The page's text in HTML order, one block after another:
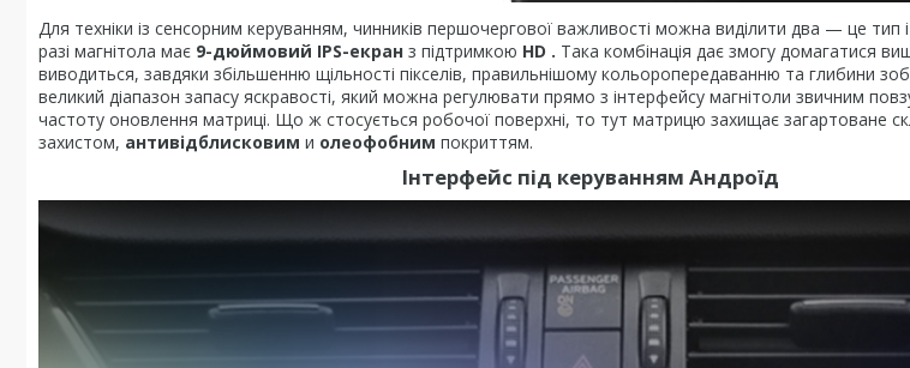
Для техніки із сенсорним керуванням, чинників першочергової важливості можна виділити два — це тип
разі магнітола має 9-дюймовий IPS-екран з підтримкою HD . Така комбінація дає змогу домагатися
виводиться, завдяки збільшенню щільності пікселів, правильнішому кольоропередаванню та глибини
великий діапазон запасу яскравості, який можна регулювати прямо з інтерфейсу магнітоли звичним
частоту оновлення матриці. Що ж стосується робочої поверхні, то тут матрицю захищає загартоване
захистом, антивідблисковим и олеофобним покриттям.
Інтерфейс під керуванням Андроїд